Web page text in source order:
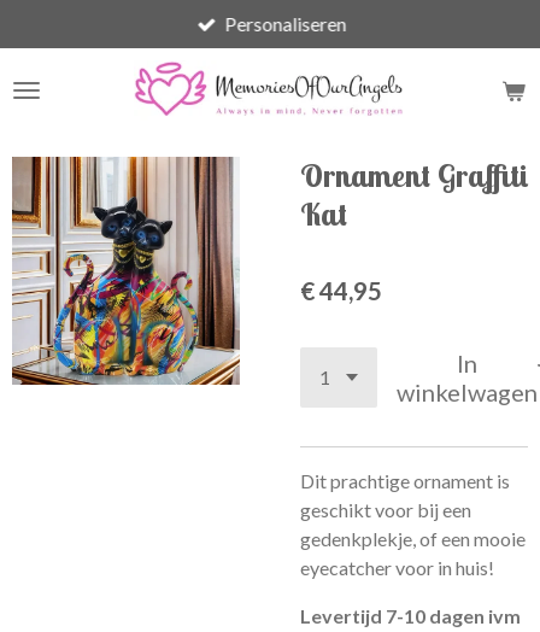
direct
naar
Personaliseren
Ornament Graffiti
Kat
€ 44,95
In
winkelwagen
Dit prachtige ornament is
geschikt voor bij een
gedenkplekje, of een mooie
eyecatcher voor in huis!
Levertijd 7-10 dagen ivm